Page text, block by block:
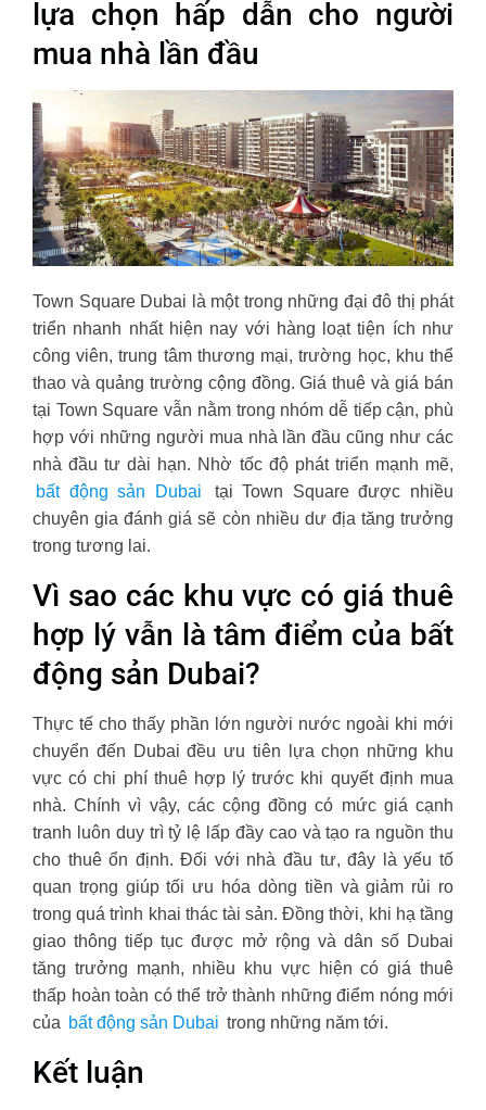
lựa chọn hấp dẫn cho người
mua nhà lần đầu
Town Square Dubai là một trong những đại đô thị phát
triển nhanh nhất hiện nay với hàng loạt tiện ích như
công viên, trung tâm thương mại, trường học, khu thể
thao và quảng trường cộng đồng. Giá thuê và giá bán
tại Town Square vẫn nằm trong nhóm dễ tiếp cận, phù
hợp với những người mua nhà lần đầu cũng như các
nhà đầu tư dài hạn. Nhờ tốc độ phát triển mạnh mẽ,
bất động sản Dubai
tại Town Square được nhiều
chuyên gia đánh giá sẽ còn nhiều dư địa tăng trưởng
trong tương lai.
Vì sao các khu vực có giá thuê
hợp lý vẫn là tâm điểm của bất
động sản Dubai?
Thực tế cho thấy phần lớn người nước ngoài khi mới
chuyển đến Dubai đều ưu tiên lựa chọn những khu
vực có chi phí thuê hợp lý trước khi quyết định mua
nhà. Chính vì vậy, các cộng đồng có mức giá cạnh
tranh luôn duy trì tỷ lệ lấp đầy cao và tạo ra nguồn thu
cho thuê ổn định. Đối với nhà đầu tư, đây là yếu tố
quan trọng giúp tối ưu hóa dòng tiền và giảm rủi ro
trong quá trình khai thác tài sản. Đồng thời, khi hạ tầng
giao thông tiếp tục được mở rộng và dân số Dubai
tăng trưởng mạnh, nhiều khu vực hiện có giá thuê
thấp hoàn toàn có thể trở thành những điểm nóng mới
của bất động sản Dubai trong những năm tới.
Kết luận